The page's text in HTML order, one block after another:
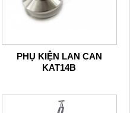
PHỤ KIỆN LAN CAN
KAT14B